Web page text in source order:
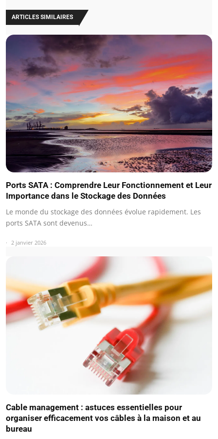
ARTICLES SIMILAIRES
Ports SATA : Comprendre Leur Fonctionnement et Leur
Importance dans le Stockage des Données
Le monde du stockage des données évolue rapidement. Les
ports SATA sont devenus…
2 janvier 2026
Cable management : astuces essentielles pour
organiser efficacement vos câbles à la maison et au
bureau